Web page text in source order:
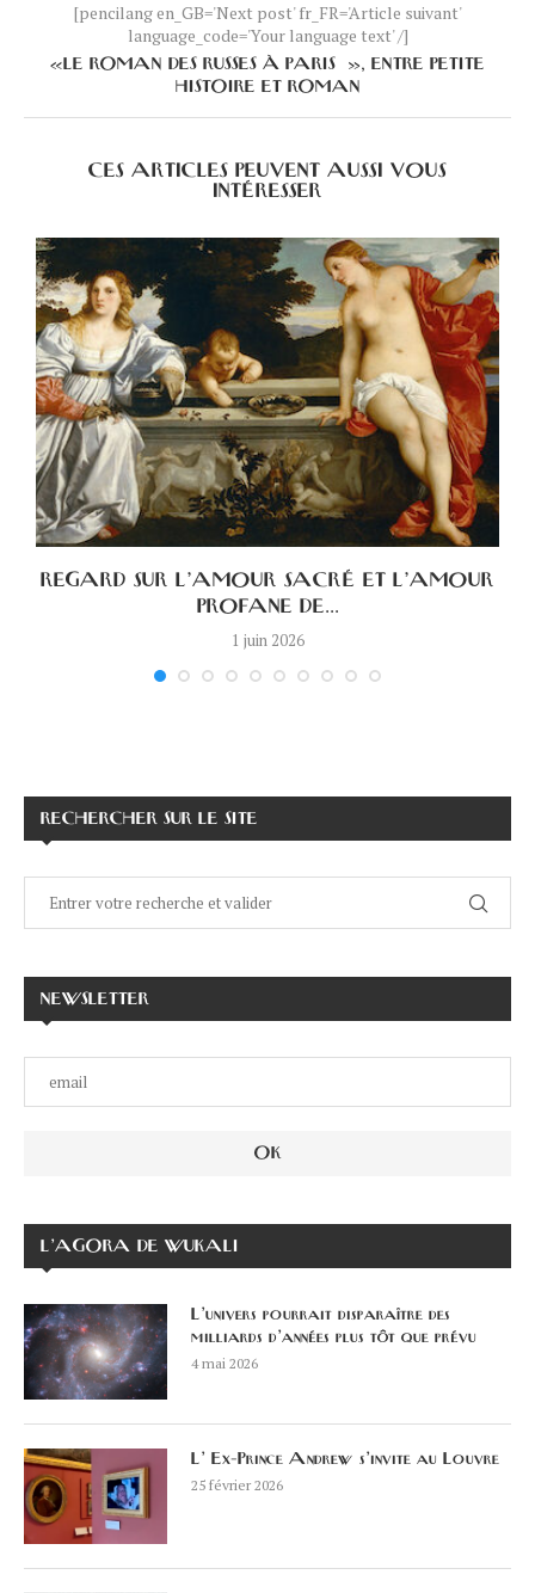
[pencilang en_GB='Next post' fr_FR='Article suivant'
language_code='Your language text' /]
«LE ROMAN DES RUSSES À PARIS », ENTRE PETITE
HISTOIRE ET ROMAN
CES ARTICLES PEUVENT AUSSI VOUS
INTÉRESSER
REGARD SUR L’AMOUR SACRÉ ET L’AMOUR
PROFANE DE...
1 juin 2026
RECHERCHER SUR LE SITE
NEWSLETTER
L’AGORA DE WUKALI
L’univers pourrait disparaître des
milliards d’années plus tôt que prévu
4 mai 2026
L’ Ex-Prince Andrew s’invite au Louvre
25 février 2026